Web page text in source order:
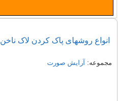
انواع روشهای پاک کردن لاک ناخن
مجموعه: آرایش صورت